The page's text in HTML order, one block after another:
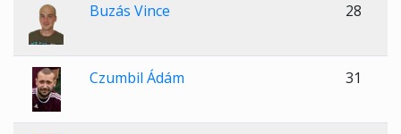
Buzás Vince 28
Czumbil Ádám 31